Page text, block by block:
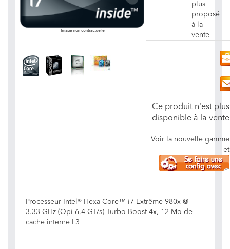
plus
proposé
à la
vente
Ce produit n'est plus
disponible à la vente
Voir la nouvelle gamme
et
Processeur Intel® Hexa Core™ i7 Extrême 980x @
3.33 GHz (Qpi 6,4 GT/s) Turbo Boost 4x, 12 Mo de
cache interne L3